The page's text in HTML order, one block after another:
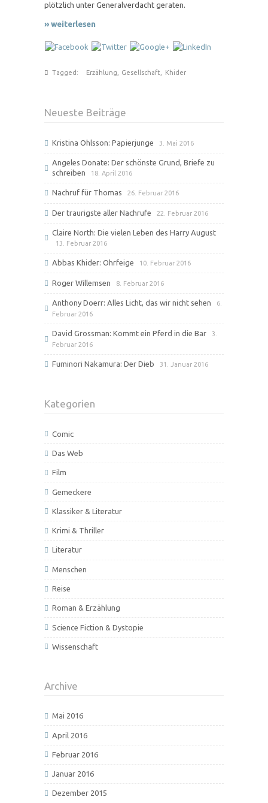
plötzlich unter Generalverdacht geraten.
›› weiterlesen
Tagged: Erzählung, Gesellschaft, Khider
Neueste Beiträge
Kristina Ohlsson: Papierjunge 3. Mai 2016
Angeles Donate: Der schönste Grund, Briefe zu
schreiben
18. April 2016
Nachruf für Thomas 26. Februar 2016
Der traurigste aller Nachrufe 22. Februar 2016
Claire North: Die vielen Leben des Harry August
13. Februar 2016
Abbas Khider: Ohrfeige 10. Februar 2016
Roger Willemsen 8. Februar 2016
Anthony Doerr: Alles Licht, das wir nicht sehen
6.
Februar 2016
David Grossman: Kommt ein Pferd in die Bar
3.
Februar 2016
Fuminori Nakamura: Der Dieb 31. Januar 2016
Kategorien
Comic
Das Web
Film
Gemeckere
Klassiker & Literatur
Krimi & Thriller
Literatur
Menschen
Reise
Roman & Erzählung
Science Fiction & Dystopie
Wissenschaft
Archive
Mai 2016
April 2016
Februar 2016
Januar 2016
Dezember 2015